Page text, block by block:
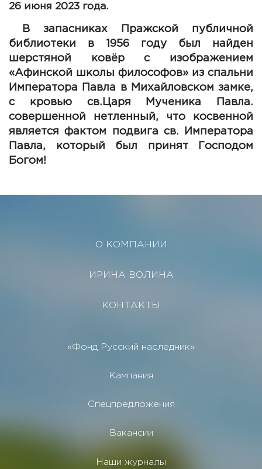
26 июня 2023 года.
В запасниках Пражской публичной
библиотеки в 1956 году был найден
шерстяной ковёр с изображением
«Афинской школы философов» из спальни
Императора Павла в Михайловском замке,
с кровью св.Царя Мученика Павла.
совершенной нетленный, что косвенной
является фактом подвига св. Императора
Павла, который был принят Господом
Богом!
О КОМПАНИИ
ИРИНА ВОЛИНА
КОНТАКТЫ
«Фонд Русский наследник»
Кампания
Спецпредложения
Вакансии
Наши журналы